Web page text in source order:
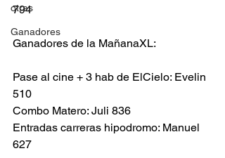
otras
Ganadores
794
Ganadores de la MañanaXL:
Pase al cine + 3 hab de ElCielo: Evelin
510
Combo Matero: Juli 836
Entradas carreras hipodromo: Manuel
627